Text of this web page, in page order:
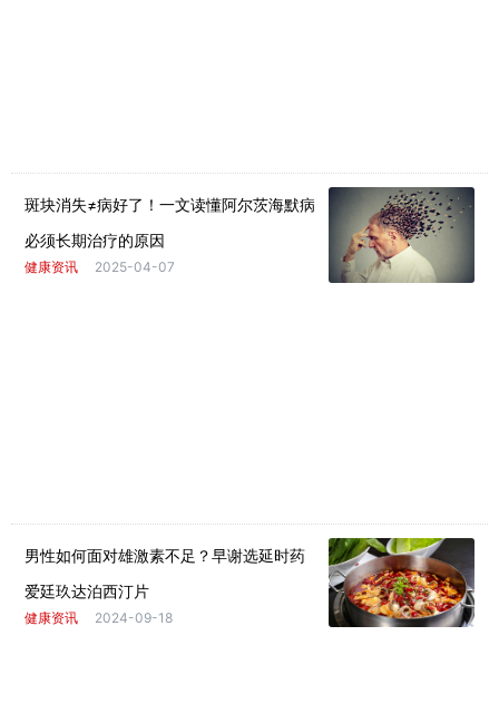
斑块消失≠病好了！一文读懂阿尔茨海默病
必须长期治疗的原因
健康资讯 2025-04-07
男性如何面对雄激素不足？早谢选延时药
爱廷玖达泊西汀片
健康资讯 2024-09-18